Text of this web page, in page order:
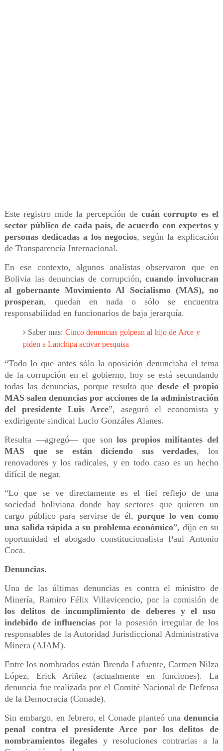
Este registro mide la percepción decuán corrupto es el
sector público de cada país, de acuerdo con expertos y
personas dedicadas a los negocios, según la explicación
de Transparencia Internacional.
En ese contexto, algunos analistas observaron que en
Bolivia las denuncias de corrupción,cuando involucran
al gobernante Movimiento Al Socialismo (MAS), no
prosperan, quedan en nada o sólo se encuentra
responsabilidad en funcionarios de baja jerarquía.
Saber mas: Cinco denuncias golpean al hijo de Arce y
piden a Lanchipa activar pesquisa
“Todo lo que antes sólo la oposición denunciaba el tema
de la corrupción en el gobierno, hoy se está secundando
todas las denuncias, porque resulta quedesde el propio
MAS salen denuncias por acciones de la administración
del presidente Luis Arce”, aseguró el economista y
exdirigente sindical Lucio Gonzáles Alanes.
Resulta —agregó— que sonlos propios militantes del
MAS que se están diciendo sus verdades, los
renovadores y los radicales, y en todo caso es un hecho
difícil de negar.
“Lo que se ve directamente es el fiel reflejo de una
sociedad boliviana donde hay sectores que quieren un
cargo público para servirse de él,porque lo ven como
una salida rápida a su problema económico”, dijo en su
oportunidad el abogado constitucionalista Paul Antonio
Coca.
Denuncias.
Una de las últimas denuncias es contra el ministro de
Minería, Ramiro Félix Villavicencio, por la comisión de
los delitos de incumplimiento de deberes y el uso
indebido de influencias por la posesión irregular de los
responsables de la Autoridad Jurisdiccional Administrativa
Minera (AJAM).
Entre los nombrados están Brenda Lafuente, Carmen Nilza
López, Erick Ariñez (actualmente en funciones). La
denuncia fue realizada por el Comité Nacional de Defensa
de la Democracia (Conade).
Sin embargo, en febrero, el Conade planteó unadenuncia
penal contra el presidente Arce por los delitos de
nombramientos ilegales y resoluciones contrarias a la